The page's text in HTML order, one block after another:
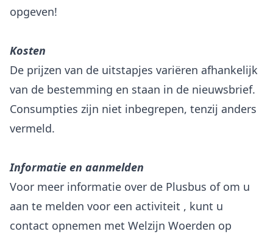
opgeven!
Kosten
De prijzen van de uitstapjes variëren afhankelijk
van de bestemming en staan in de nieuwsbrief.
Consumpties zijn niet inbegrepen, tenzij anders
vermeld.
Informatie en aanmelden
Voor meer informatie over de Plusbus of om u
aan te melden voor een activiteit , kunt u
contact opnemen met Welzijn Woerden op